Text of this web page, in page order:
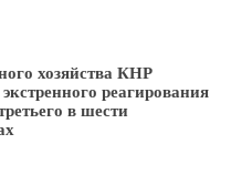
хозяйства КНР
реагирования
в шести